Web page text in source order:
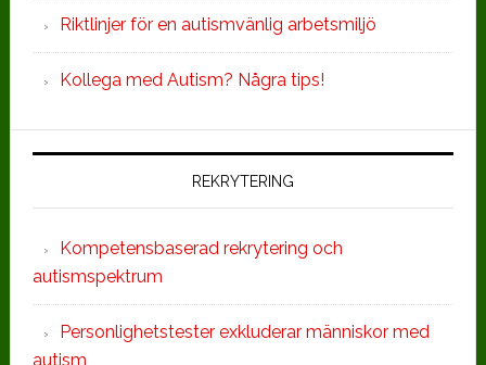
Riktlinjer för en autismvänlig arbetsmiljö
Kollega med Autism? Några tips!
REKRYTERING
Kompetensbaserad rekrytering och
autismspektrum
Personlighetstester exkluderar människor med
autism